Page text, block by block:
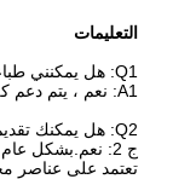
التعليمات
Q1: هل يمكنني طباعة شعارنا على منتجاتك؟
A1: نعم ، يتم دعم كل من OEM و ODM.
Q2: هل يمكنك تقديم عينات؟إذا كانت الإجابة بنعم ، فماذا عن وقت التسليم؟
ج 2: نعم.بشكل عام ، نحن نفرض رسومًا ثلاثية مقابل العينات ، ونعيد 100٪ كخصم في الطلب بالجملة.
تعتمد على عناصر